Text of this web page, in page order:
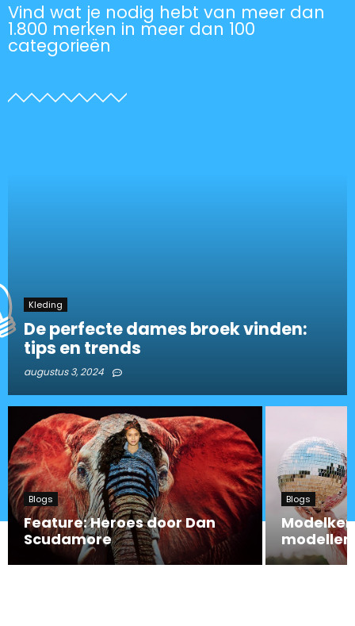
Vind wat je nodig hebt van meer dan
1.800 merken in meer dan 100
categorieën
Kleding
De perfecte dames broek vinden:
tips en trends
augustus 3, 2024
Blogs
Feature: Heroes door Dan
Scudamore
Blogs